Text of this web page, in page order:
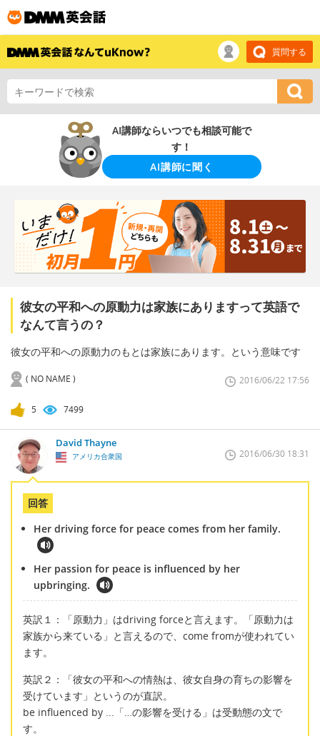
質問する
AI講師ならいつでも相談可能で
す！
AI講師に聞く
彼女の平和への原動力は家族にありますって英語で
なんて言うの？
彼女の平和への原動力のもとは家族にあります。という意味です
( NO NAME ) 2016/06/22 17:56
5 7499
David Thayne
アメリカ合衆国 2016/06/30 18:31
回答
Her driving force for peace comes from her family.
Her passion for peace is influenced by her
upbringing.
英訳１：「原動力」はdriving forceと言えます。「原動力は
家族から来ている」と言えるので、come fromが使われてい
ます。
英訳２：「彼女の平和への情熱は、彼女自身の育ちの影響を
受けています」というのが直訳。
be influenced by ...「…の影響を受ける」は受動態の文で
す。